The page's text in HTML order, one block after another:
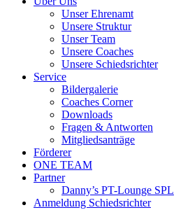
Unser Ehrenamt
Unsere Struktur
Unser Team
Unsere Coaches
Unsere Schiedsrichter
Service
Bildergalerie
Coaches Corner
Downloads
Fragen & Antworten
Mitgliedsanträge
Förderer
ONE TEAM
Partner
Danny’s PT-Lounge SPL
Anmeldung Schiedsrichter